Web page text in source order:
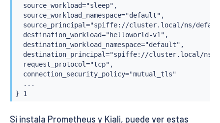
  source_workload="sleep",
  source_workload_namespace="default",
source_principal="spiffe://cluster.local/ns/
  destination_workload="helloworld-v1",
  destination_workload_namespace="default",
destination_principal="spiffe://cluster.local/ns/
  request_protocol="tcp",
  connection_security_policy="mutual_tls"
  ...
} 1
Si instala Prometheus y Kiali, puede ver estas